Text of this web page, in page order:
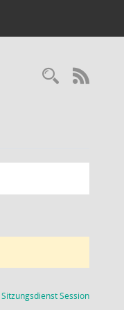
SitzungsdienstSession(Wird in